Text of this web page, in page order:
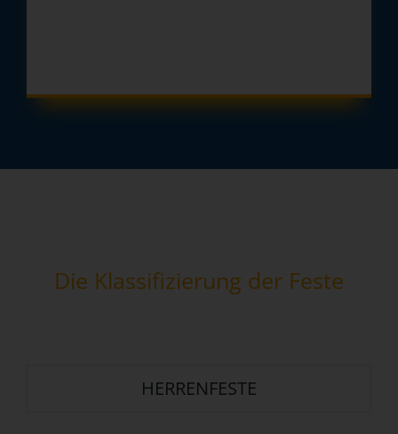
Die Klassifizierung der Feste
HERRENFESTE